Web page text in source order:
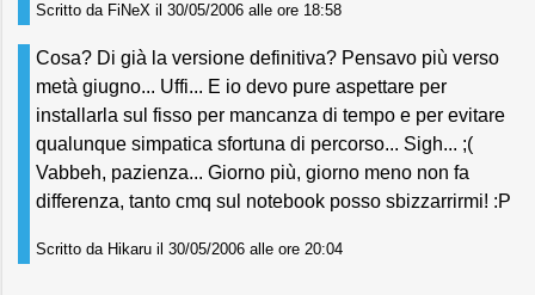
Scritto da FiNeX il 30/05/2006 alle ore 18:58
Cosa? Di già la versione definitiva? Pensavo più verso
metà giugno... Uffi... E io devo pure aspettare per
installarla sul fisso per mancanza di tempo e per evitare
qualunque simpatica sfortuna di percorso... Sigh... ;(
Vabbeh, pazienza... Giorno più, giorno meno non fa
differenza, tanto cmq sul notebook posso sbizzarrirmi! :P
Scritto da Hikaru il 30/05/2006 alle ore 20:04